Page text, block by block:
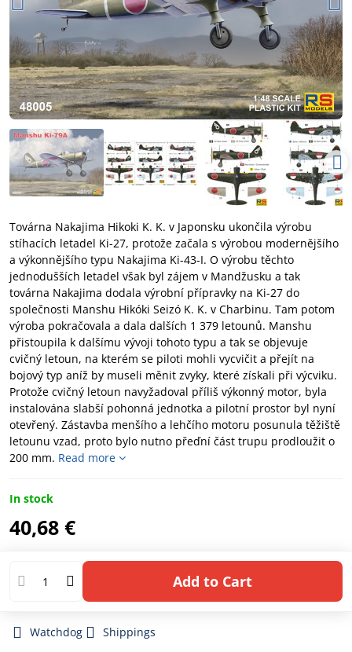
Továrna Nakajima Hikoki K. K. v Japonsku ukončila výrobu
stíhacích letadel Ki-27, protože začala s výrobou modernějšího
a výkonnějšího typu Nakajima Ki-43-I. O výrobu těchto
jednodušších letadel však byl zájem v Mandžusku a tak
továrna Nakajima dodala výrobní přípravky na Ki-27 do
společnosti Manshu Hikóki Seizó K. K. v Charbinu. Tam potom
výroba pokračovala a dala dalších 1 379 letounů. Manshu
přistoupila k dalšímu vývoji tohoto typu a tak se objevuje
cvičný letoun, na kterém se piloti mohli vycvičit a přejít na
bojový typ aníž by museli měnit zvyky, které získali při výcviku.
Protože cvičný letoun navyžadoval příliš výkonný motor, byla
instalována slabší pohonná jednotka a pilotní prostor byl nyní
otevřený. Zástavba menšího a lehčího motoru posunula těžiště
letounu vzad, proto bylo nutno přeďní část trupu prodloužit o
200 mm. Read more
In stock
40,68 €
Add to Cart
Watchdog
Shippings